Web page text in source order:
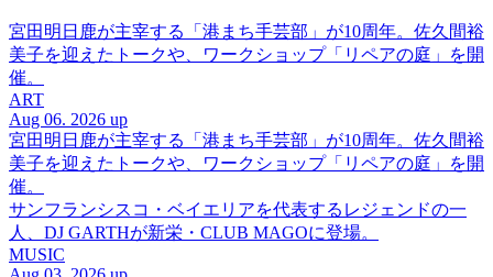
宮田明日鹿が主宰する「港まち手芸部」が10周年。佐久間裕
美子を迎えたトークや、ワークショップ「リペアの庭」を開
催。
ART
Aug 06. 2026 up
宮田明日鹿が主宰する「港まち手芸部」が10周年。佐久間裕
美子を迎えたトークや、ワークショップ「リペアの庭」を開
催。
サンフランシスコ・ベイエリアを代表するレジェンドの一
人、DJ GARTHが新栄・CLUB MAGOに登場。
MUSIC